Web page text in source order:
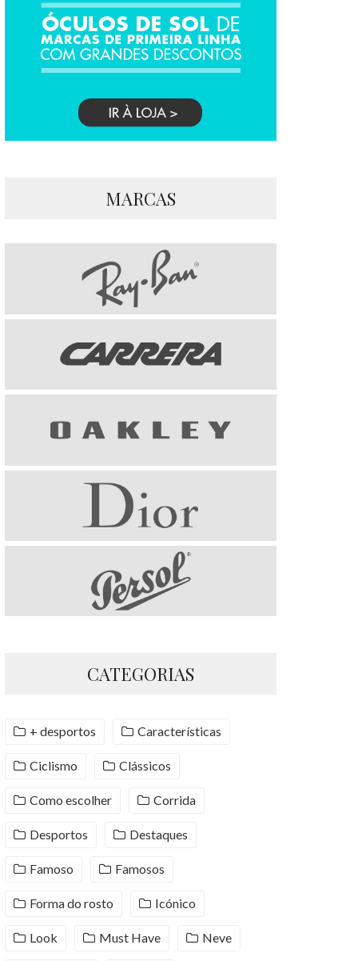
MARCAS
CATEGORIAS
+ desportos Características
Ciclismo Clássicos
Como escolher Corrida
Desportos Destaques
Famoso Famosos
Forma do rosto Icónico
Look Must Have Neve